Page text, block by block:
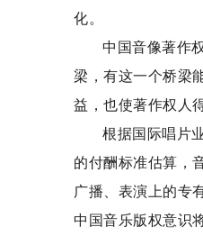
化。
中国音像著作
梁，有这一个桥梁
益，也使著作权人
根据国际唱片
的付酬标准估算，
广播、表演上的专
中国音乐版权意识